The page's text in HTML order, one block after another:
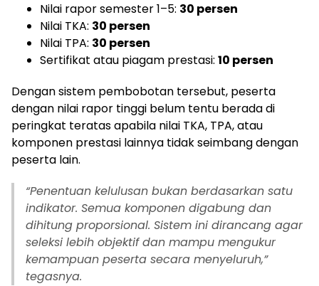
Nilai rapor semester 1–5: 30 persen
Nilai TKA: 30 persen
Nilai TPA: 30 persen
Sertifikat atau piagam prestasi: 10 persen
Dengan sistem pembobotan tersebut, peserta
dengan nilai rapor tinggi belum tentu berada di
peringkat teratas apabila nilai TKA, TPA, atau
komponen prestasi lainnya tidak seimbang dengan
peserta lain.
“Penentuan kelulusan bukan berdasarkan satu
indikator. Semua komponen digabung dan
dihitung proporsional. Sistem ini dirancang agar
seleksi lebih objektif dan mampu mengukur
kemampuan peserta secara menyeluruh,”
tegasnya.